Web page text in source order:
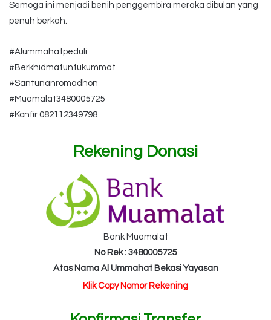
Semoga ini menjadi benih penggembira meraka dibulan yang
penuh berkah.
#Alummahatpeduli
#Berkhidmatuntukummat
#Santunanromadhon
#Muamalat3480005725
#Konfir 082112349798
Rekening Donasi
Bank Muamalat
No Rek : 3480005725
Atas Nama Al Ummahat Bekasi Yayasan
Klik Copy Nomor Rekening